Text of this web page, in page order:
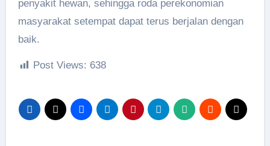
penyakit hewan, sehingga roda perekonomian
masyarakat setempat dapat terus berjalan dengan
baik.
Post Views: 638